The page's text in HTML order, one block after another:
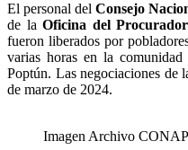
El personal del Consejo
de la Oficina del
fueron liberados por
varias horas en la
Poptún. Las negociaciones de
de marzo de 2024.
Imagen Archivo